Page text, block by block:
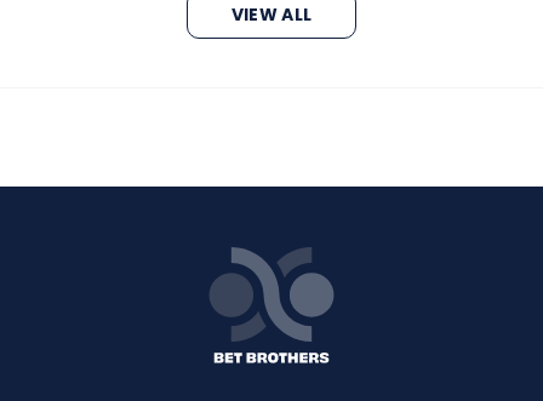
VIEW ALL